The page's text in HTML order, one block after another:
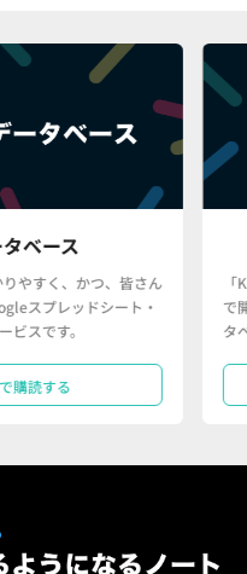
ベース
やすく、かつ、皆さん
スプレッドシート・
ビスです。
購読する
で
タ